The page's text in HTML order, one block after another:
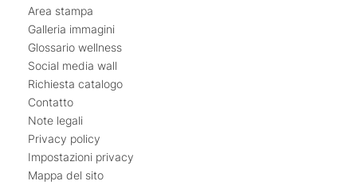
Area stampa
Galleria immagini
Glossario wellness
Social media wall
Richiesta catalogo
Contatto
Note legali
Privacy policy
Impostazioni privacy
Mappa del sito